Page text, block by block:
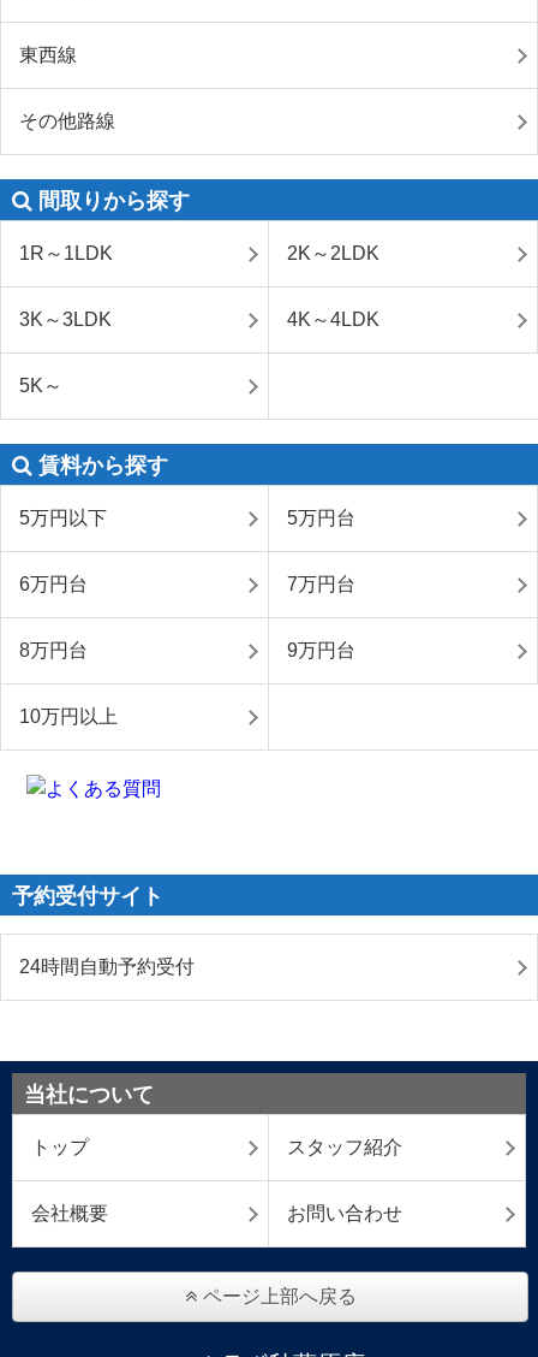
東西線
その他路線
間取りから探す
1R～1LDK 2K～2LDK
3K～3LDK 4K～4LDK
5K～
賃料から探す
5万円以下 5万円台
6万円台 7万円台
8万円台 9万円台
10万円以上
予約受付サイト
24時間自動予約受付
当社について
トップ スタッフ紹介
会社概要 お問い合わせ
ページ上部へ戻る